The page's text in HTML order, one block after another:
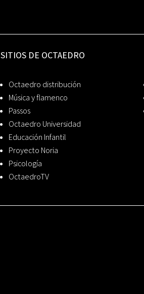
SITIOS DE OCTAEDRO
Octaedro distribución
Música y flamenco
Passos
Octaedro Universidad
Educación Infantil
Proyecto Noria
Psicología
OctaedroTV